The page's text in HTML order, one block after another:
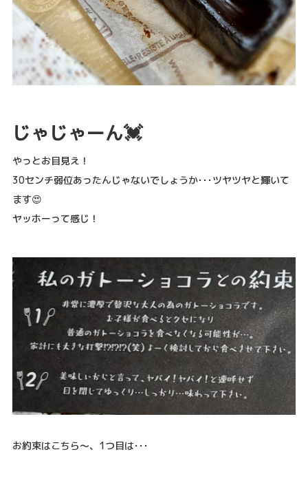
じゃじゃーん💓
やっとお目見え！
30センチ弱位あったんじゃないでしょうか･･･ツヤツヤと輝いて
ます😍
ヤッホーって感じ！
お約束はこちら～、1つ目は･･･